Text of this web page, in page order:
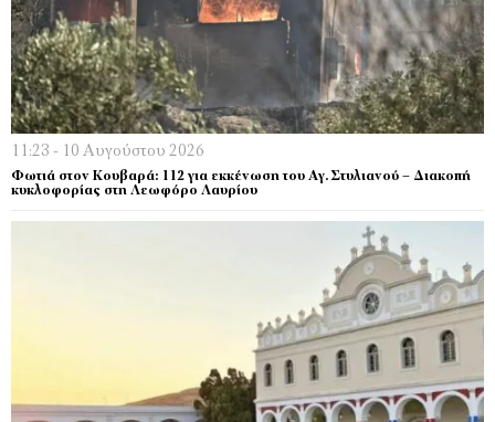
11:23 - 10 Αυγούστου 2026
Φωτιά στον Κουβαρά: 112 για εκκένωση του Αγ. Στυλιανού – Διακοπή
κυκλοφορίας στη Λεωφόρο Λαυρίου